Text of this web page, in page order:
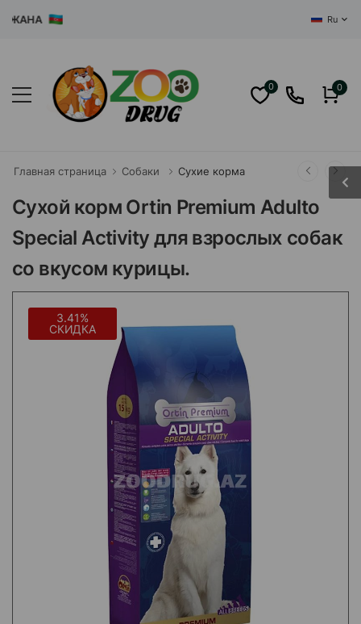
Ru
0 0
Главная страница Собаки Сухие корма
Сухой корм Ortin Premium Adulto
Special Activity для взрослых собак
со вкусом курицы.
3.41%
СКИДКА